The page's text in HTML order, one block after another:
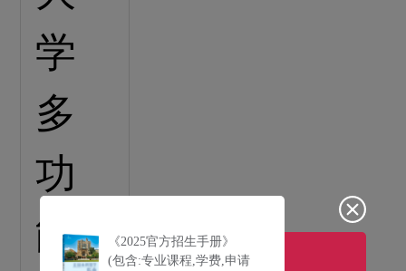
《2025官方招生手册》
(包含:专业课程,学费,申请